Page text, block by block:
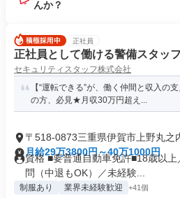
んか？
正社員
正社員として働ける警備スタッフ
セキュリティスタッフ株式会社
【“運転できる”が、働く仲間と収入の
の方、必見★月収30万円超え...
〒518-0873三重県伊賀市上野丸之
月給29万3800円～40万1000円
資格 ■要普通自動車免許■18歳以
問（中退もOK）／未経験...
制服あり 業界未経験歓迎 +41個